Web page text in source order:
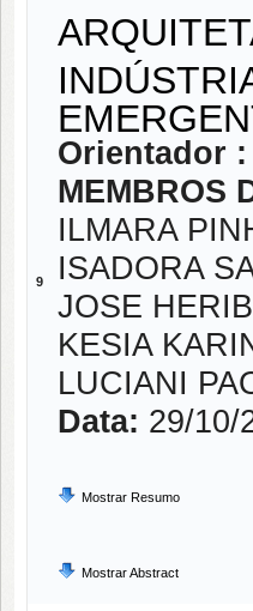
9
Orientador :
MEMBROS
ILMARA
ISADORA
JOSE
KESIA
LUCIANI
Data: 29/10/
Mostrar Resumo
Mostrar Abstract